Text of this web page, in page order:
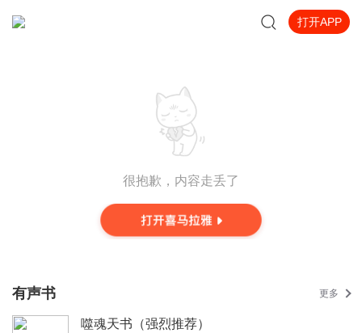
打开APP
很抱歉，内容走丢了
有声书 更多
噬魂天书（强烈推荐）